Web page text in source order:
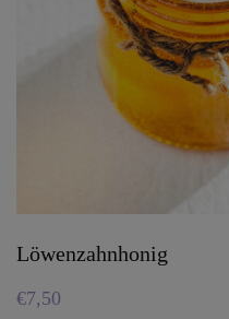
Löwenzahnhonig
€7,50